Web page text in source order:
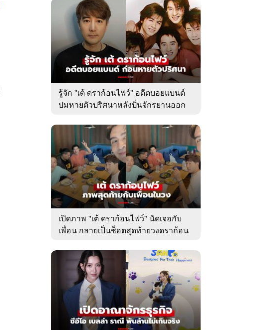
รู้จัก "เต้ ดราก้อนไฟว์" อดีตบอยแบนด์
ปมหายตัวปริศนาหลังปั่นจักรยานออก
เปิดภาพ "เต้ ดราก้อนไฟว์" นัดเจอกับ
เพื่อน กลายเป็นช็อตสุดท้ายวงดราก้อน